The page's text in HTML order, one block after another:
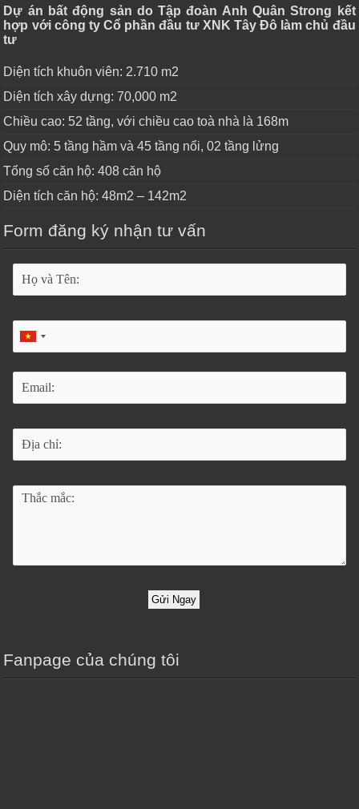
Dự án bất động sản do Tập đoàn Anh Quân Strong kết
hợp với công ty Cổ phần đầu tư XNK Tây Đô làm chủ đầu
tư
Diện tích khuôn viên: 2.710 m2
Diện tích xây dựng: 70,000 m2
Chiều cao: 52 tầng, với chiều cao toà nhà là 168m
Quy mô: 5 tầng hầm và 45 tầng nổi, 02 tầng lửng
Tổng số căn hộ: 408 căn hộ
Diện tích căn hộ: 48m2 – 142m2
Form đăng ký nhận tư vấn
Gửi Ngay
Fanpage của chúng tôi